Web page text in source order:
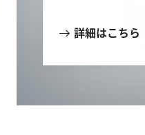
詳細はこちら